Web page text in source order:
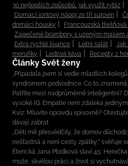
30 nejlepších způsobů, jak využít rybíz
Domácí iontový nápoj ze tří surovin
domácí housky
Francouzská
Zapečené brambory s uzeným masem
Extra rychlé lívance
Letní salát
Jak
meruňky
Ledová káva Recepty z
Články Svět ženy
„Připadala jsem si vedle mladších
syndromem podvodnice. Co to
Patříte mezi nadprůměrně inteligentní?
vysoké IQ. Empatie není zdaleka
Kvíz: Mluvíte opravdu spisovně?
dávají zabrat
„Děti mě přesvědčily, že domov
nešťastná a není cesty zpátky,“ svěřuje
Éterická Jana Plodková slaví 45:
muže, skvělou práci a život si